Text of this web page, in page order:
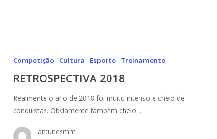
Competição Cultura Esporte Treinamento
RETROSPECTIVA 2018
Realmente o ano de 2018 foi muito intenso e cheio de
conquistas. Obviamente também cheio…
antunesmm